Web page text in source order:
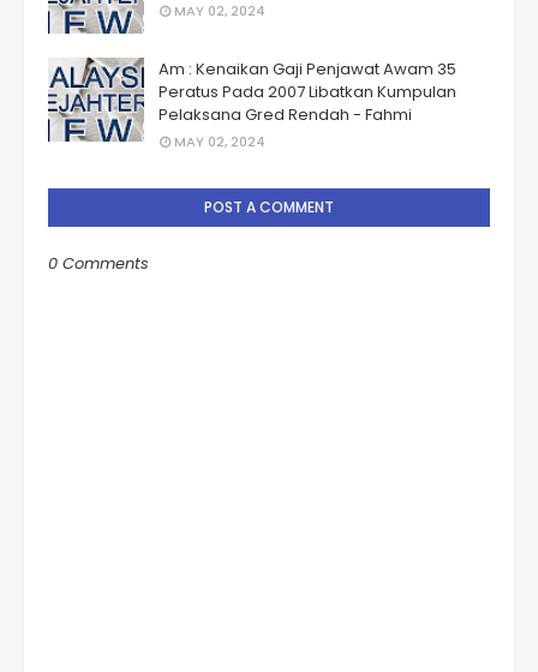
MAY 02, 2024
Am : Kenaikan Gaji Penjawat Awam 35
Peratus Pada 2007 Libatkan Kumpulan
Pelaksana Gred Rendah - Fahmi
MAY 02, 2024
POST A COMMENT
0 Comments